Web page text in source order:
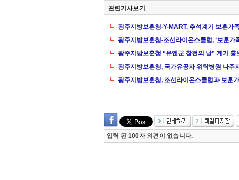
관련기사보기
광주지방보훈청-Y-MART, 추석계기 보훈가
광주지방보훈청-조선라이온스클럽, ‘보훈가
광주지방보훈청 “유엔군 참전의 날” 계기 홍
광주지방보훈청, 국가유공자 위탁병원 나주
광주지방보훈청, 조선라이온스클럽과 보훈
입력 된 100자 의견이 없습니다.